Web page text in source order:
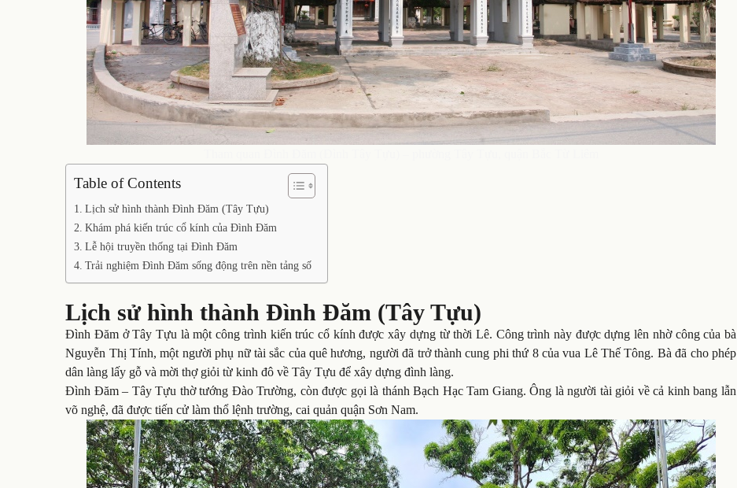
Table of Contents
Lịch sử hình thành Đình Đăm (Tây Tựu)
Khám phá kiến trúc cổ kính của Đình Đăm
Lễ hội truyền thống tại Đình Đăm
Trải nghiệm Đình Đăm sống động trên nền tảng số
Lịch sử hình thành Đình Đăm (Tây Tựu)
Đình Đăm ở Tây Tựu là một công trình kiến trúc cổ kính được xây dựng từ thời Lê. Công trình này được dựng lên nhờ công của bà
Nguyễn Thị Tính, một người phụ nữ tài sắc của quê hương, người đã trở thành cung phi thứ 8 của vua Lê Thế Tông. Bà đã cho phép
dân làng lấy gỗ và mời thợ giỏi từ kinh đô về Tây Tựu để xây dựng đình làng.
Đình Đăm – Tây Tựu thờ tướng Đào Trường, còn được gọi là thánh Bạch Hạc Tam Giang. Ông là người tài giỏi về cả kinh bang lẫn
võ nghệ, đã được tiến cử làm thổ lệnh trường, cai quản quận Sơn Nam.